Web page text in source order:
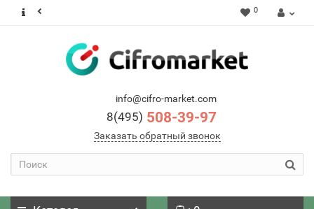
0
info@cifro-market.com
8(495) 508-39-97
Заказать обратный звонок